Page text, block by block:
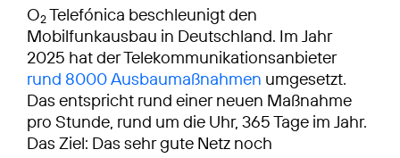
O2Telefónica beschleunigt den
Mobilfunkausbau in Deutschland. Im Jahr
2025 hat der Telekommunikationsanbieter
rund 8000 Ausbaumaßnahmen umgesetzt.
Das entspricht rund einer neuen Maßnahme
pro Stunde, rund um die Uhr, 365 Tage im Jahr.
Das Ziel: Das sehr gute Netz noch